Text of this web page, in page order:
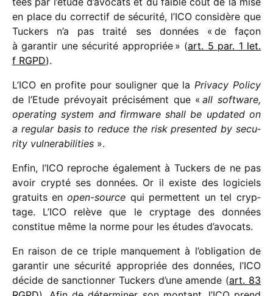
en place du correc­tif de sécu­rité, l’ICO consi­dère que
Tuckers n’a pas traité ses données « de façon
à garan­tir une sécu­rité appro­priée » (art. 5 par. 1 let.
f RGPD).
L’ICO en profite pour souli­gner que la Privacy Policy
de l’Etude prévoyait préci­sé­ment que « all soft­ware,
opera­ting system and firm­ware shall be upda­ted on
a regu­lar basis to reduce the risk presen­ted by secu­
rity vulne­ra­bi­li­ties ».
Enfin, l’ICO reproche égale­ment à Tuckers de ne pas
avoir crypté ses données. Or il existe des logi­ciels
gratuits en open-source qui permettent un tel cryp­
tage. L’ICO relève que le cryp­tage des données
consti­tue même la norme pour les études d’avocats.
En raison de ce triple manque­ment à l’obligation de
garan­tir une sécu­rité appro­priée des données, l’ICO
décide de sanc­tion­ner Tuckers d’une amende (art. 83